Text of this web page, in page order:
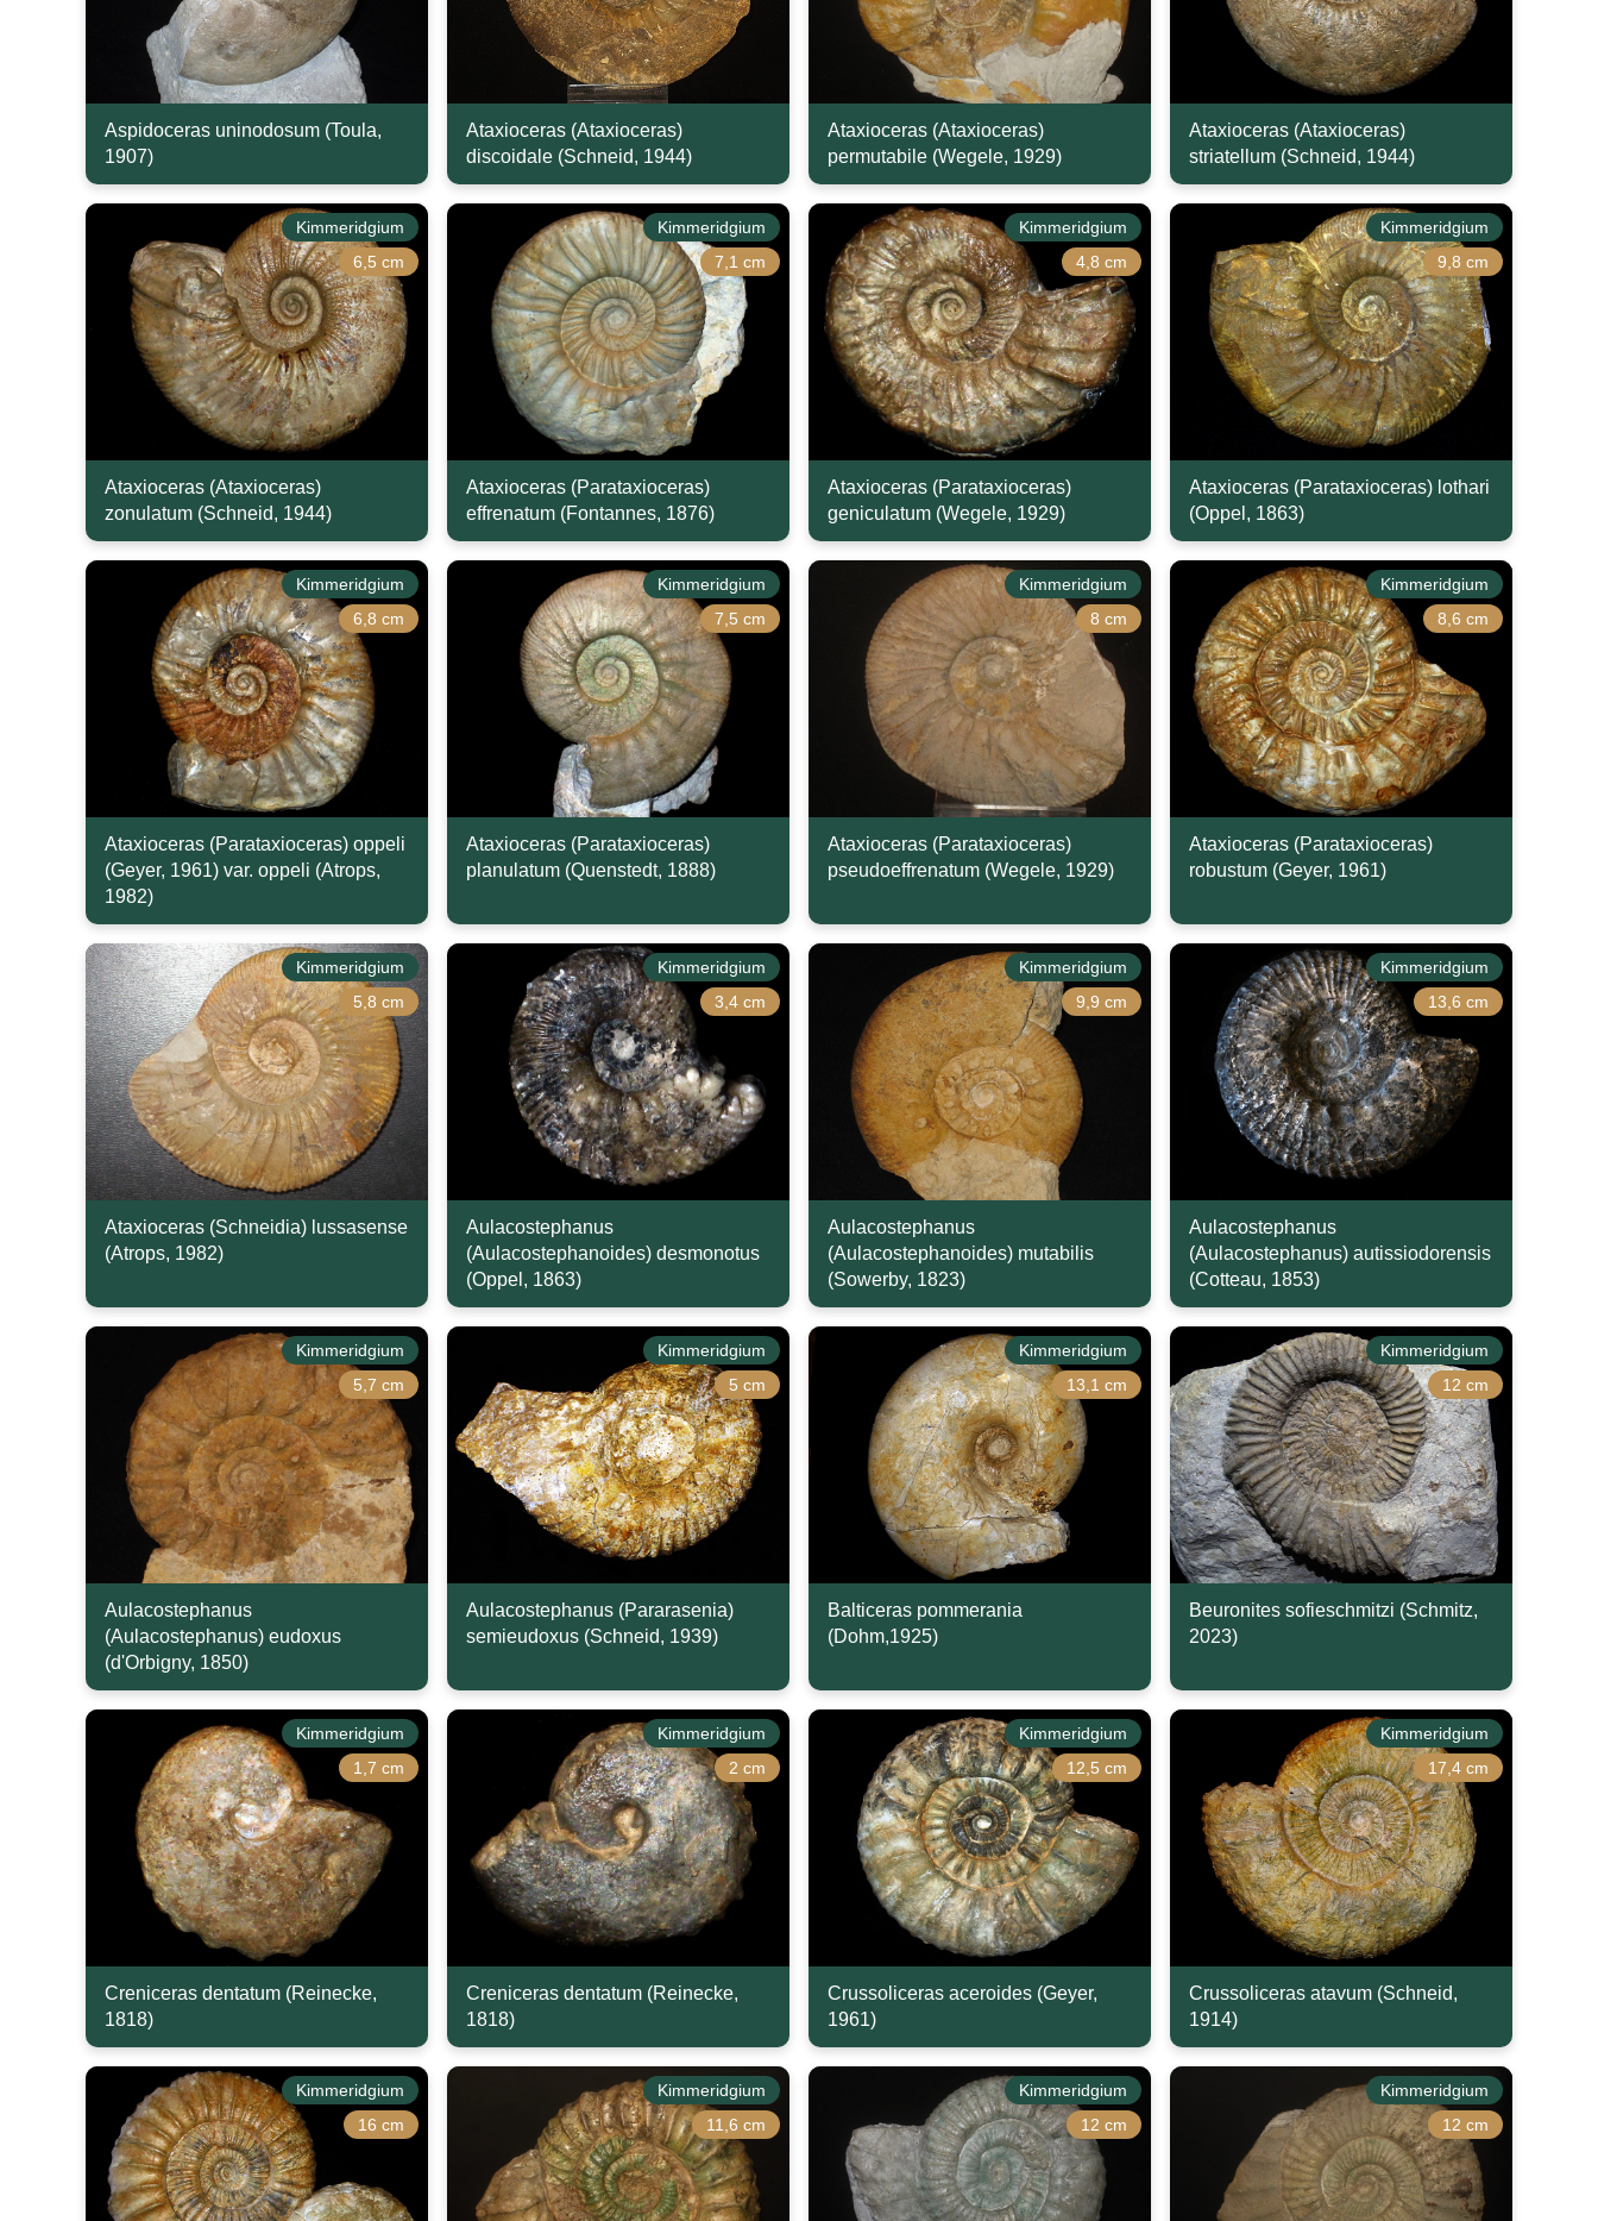
Aspidoceras uninodosum (Toula,
1907)
Ataxioceras (Ataxioceras)
discoidale (Schneid, 1944)
Ataxioceras (Ataxioceras)
permutabile (Wegele, 1929)
Ataxioceras (Ataxioceras)
striatellum (Schneid, 1944)
Kimmeridgium
6,5 cm
Ataxioceras (Ataxioceras)
zonulatum (Schneid, 1944)
Kimmeridgium
7,1 cm
Ataxioceras (Parataxioceras)
effrenatum (Fontannes, 1876)
Kimmeridgium
4,8 cm
Ataxioceras (Parataxioceras)
geniculatum (Wegele, 1929)
Kimmeridgium
9,8 cm
Ataxioceras (Parataxioceras) lothari
(Oppel, 1863)
Kimmeridgium
6,8 cm
Ataxioceras (Parataxioceras) oppeli
(Geyer, 1961) var. oppeli (Atrops,
1982)
Kimmeridgium
7,5 cm
Ataxioceras (Parataxioceras)
planulatum (Quenstedt, 1888)
Kimmeridgium
8 cm
Ataxioceras (Parataxioceras)
pseudoeffrenatum (Wegele, 1929)
Kimmeridgium
8,6 cm
Ataxioceras (Parataxioceras)
robustum (Geyer, 1961)
Kimmeridgium
5,8 cm
Ataxioceras (Schneidia) lussasense
(Atrops, 1982)
Kimmeridgium
3,4 cm
Aulacostephanus
(Aulacostephanoides) desmonotus
(Oppel, 1863)
Kimmeridgium
9,9 cm
Aulacostephanus
(Aulacostephanoides) mutabilis
(Sowerby, 1823)
Kimmeridgium
13,6 cm
Aulacostephanus
(Aulacostephanus) autissiodorensis
(Cotteau, 1853)
Kimmeridgium
5,7 cm
Aulacostephanus
(Aulacostephanus) eudoxus
(d'Orbigny, 1850)
Kimmeridgium
5 cm
Aulacostephanus (Pararasenia)
semieudoxus (Schneid, 1939)
Kimmeridgium
13,1 cm
Balticeras pommerania
(Dohm,1925)
Kimmeridgium
12 cm
Beuronites sofieschmitzi (Schmitz,
2023)
Kimmeridgium
1,7 cm
Creniceras dentatum (Reinecke,
1818)
Kimmeridgium
2 cm
Creniceras dentatum (Reinecke,
1818)
Kimmeridgium
12,5 cm
Crussoliceras aceroides (Geyer,
1961)
Kimmeridgium
17,4 cm
Crussoliceras atavum (Schneid,
1914)
Kimmeridgium
16 cm
Kimmeridgium
11,6 cm
Kimmeridgium
12 cm
Kimmeridgium
12 cm